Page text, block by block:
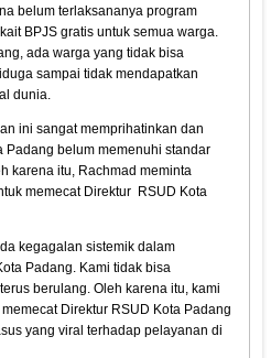
belum terlaksananya program
BPJS gratis untuk semua warga.
ada warga yang tidak bisa
sampai tidak mendapatkan
dunia.
ini sangat memprihatinkan dan
Padang belum memenuhi standar
karena itu, Rachmad meminta
memecat Direktur RSUD Kota
kegagalan sistemik dalam
Padang. Kami tidak bisa
berulang. Oleh karena itu, kami
Direktur RSUD Kota Padang
yang viral terhadap pelayanan di